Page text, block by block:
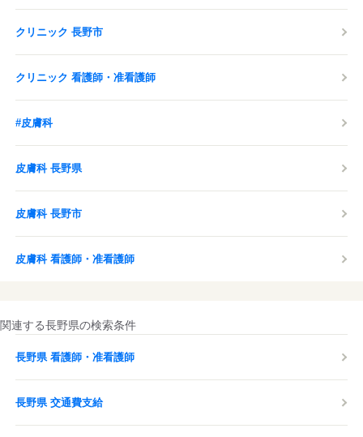
クリニック 長野市
クリニック 看護師・准看護師
#皮膚科
皮膚科 長野県
皮膚科 長野市
皮膚科 看護師・准看護師
関連する長野県の検索条件
長野県 看護師・准看護師
長野県 交通費支給